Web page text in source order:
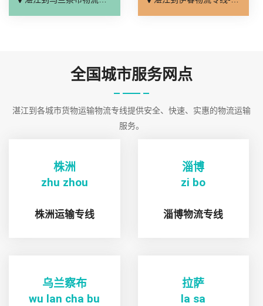
全国城市服务网点
湛江到各城市货物运输物流专线提供安全、快速、实惠的物流运输
服务。
株洲
zhu zhou
株洲运输专线
淄博
zi bo
淄博物流专线
乌兰察布
wu lan cha bu
拉萨
la sa